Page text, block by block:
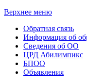
Верхнее меню
Обратная связь
Информация об
Сведения об ОО
ЦРД Абилимпикс
БПОО
Объявления